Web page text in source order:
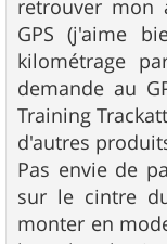
retrouver mon
GPS (j'aime
kilométrage
demande au
Training
d'autres
Pas envie de
sur le cintre
monter en